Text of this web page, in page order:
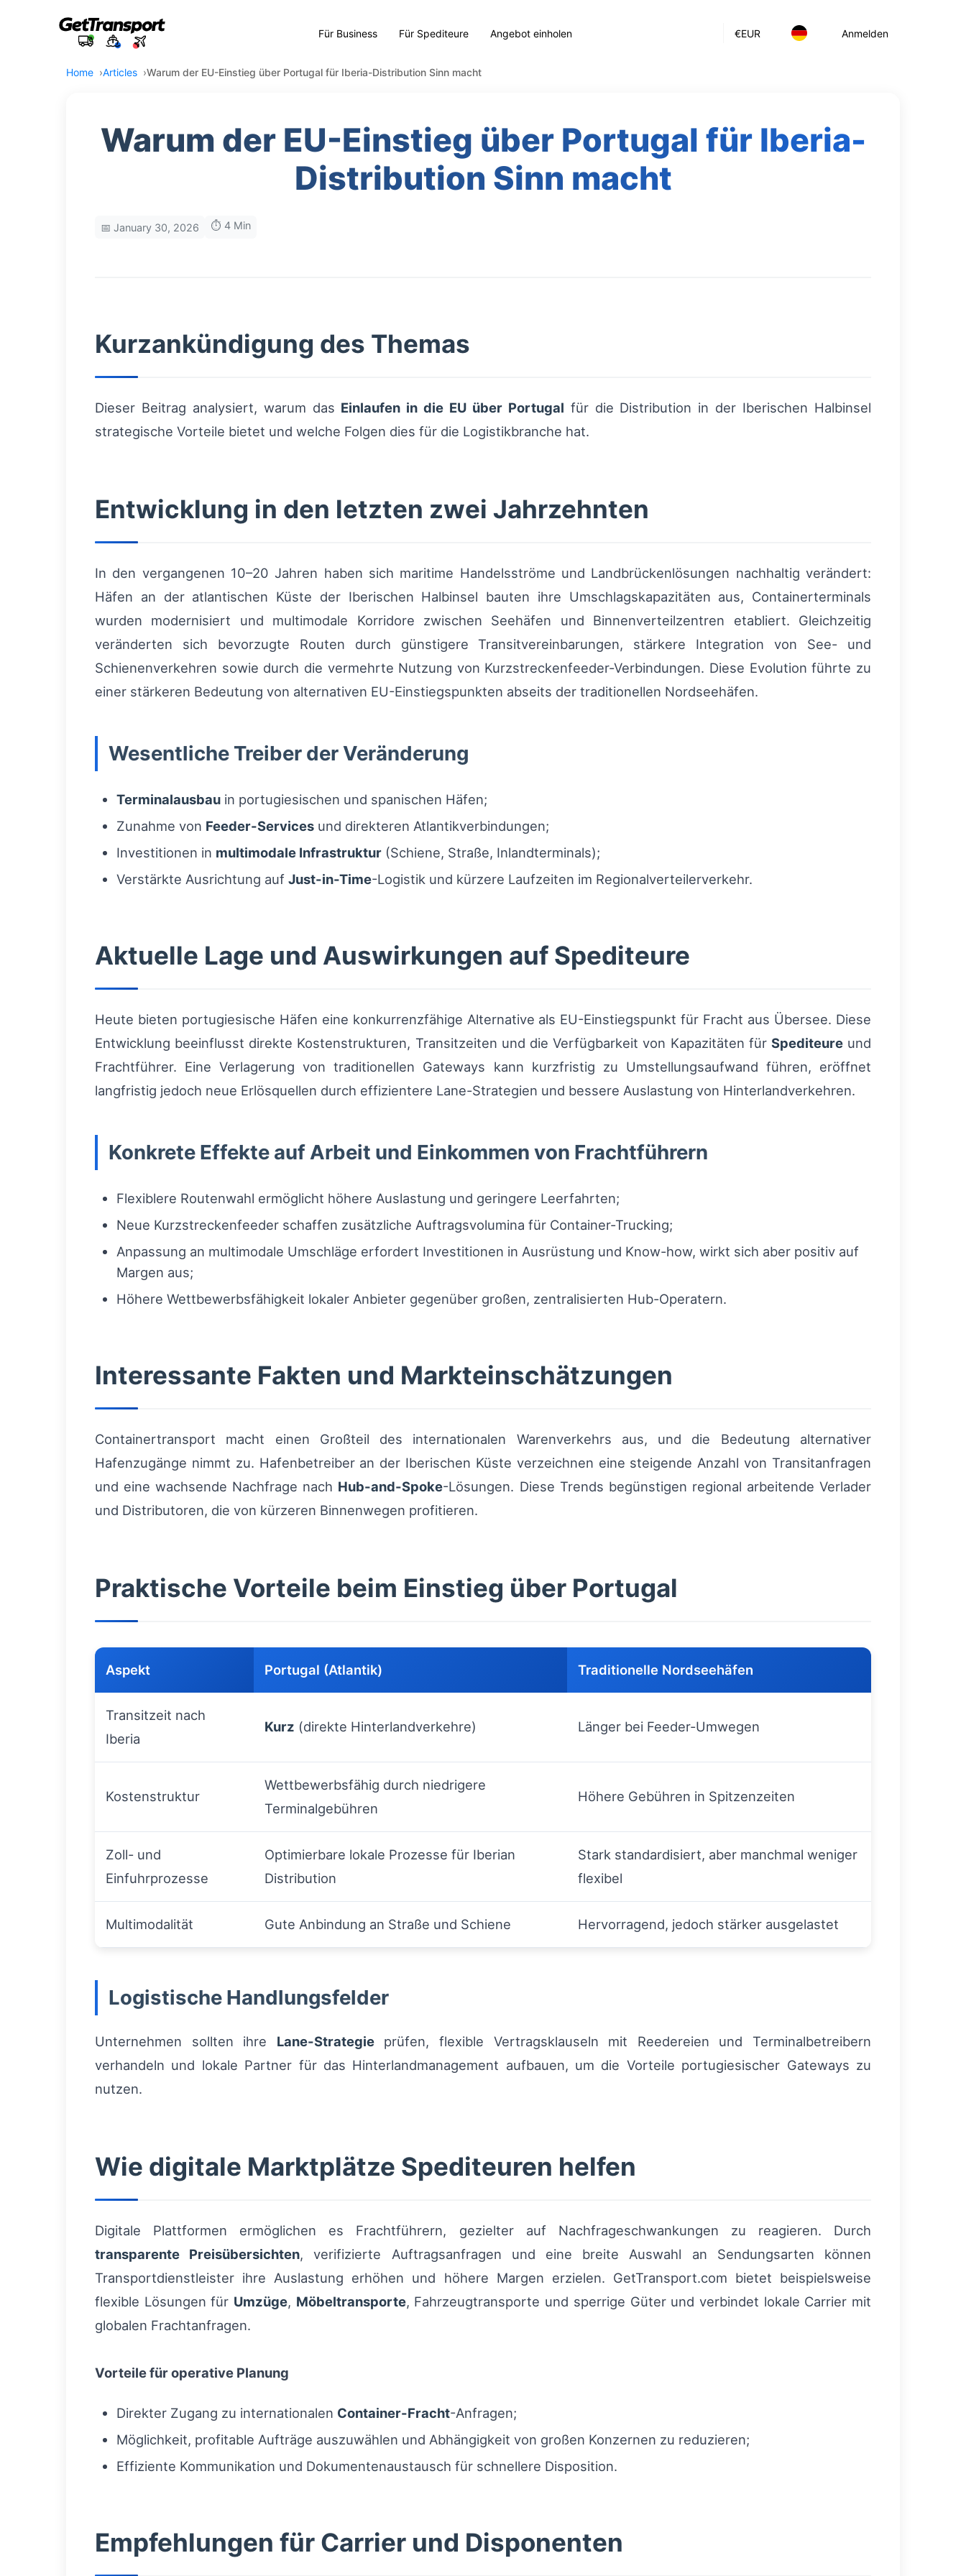
€EUR Anmelden
Für Business Für Spediteure Angebot einholen
Home Articles Warum der EU-Einstieg über Portugal für Iberia-Distribution Sinn macht
Warum der EU-Einstieg über Portugal für Iberia-
Distribution Sinn macht
📅 January 30, 2026 ⏱️ 4 Min
Kurzankündigung des Themas
Dieser Beitrag analysiert, warum das Einlaufen in die EU über Portugal für die Distribution in der Iberischen Halbinsel
strategische Vorteile bietet und welche Folgen dies für die Logistikbranche hat.
Entwicklung in den letzten zwei Jahrzehnten
In den vergangenen 10–20 Jahren haben sich maritime Handelsströme und Landbrückenlösungen nachhaltig verändert:
Häfen an der atlantischen Küste der Iberischen Halbinsel bauten ihre Umschlagskapazitäten aus, Containerterminals
wurden modernisiert und multimodale Korridore zwischen Seehäfen und Binnenverteilzentren etabliert. Gleichzeitig
veränderten sich bevorzugte Routen durch günstigere Transitvereinbarungen, stärkere Integration von See- und
Schienenverkehren sowie durch die vermehrte Nutzung von Kurzstreckenfeeder-Verbindungen. Diese Evolution führte zu
einer stärkeren Bedeutung von alternativen EU-Einstiegspunkten abseits der traditionellen Nordseehäfen.
Wesentliche Treiber der Veränderung
Terminalausbau in portugiesischen und spanischen Häfen;
Zunahme von Feeder-Services und direkteren Atlantikverbindungen;
Investitionen in multimodale Infrastruktur (Schiene, Straße, Inlandterminals);
Verstärkte Ausrichtung auf Just-in-Time-Logistik und kürzere Laufzeiten im Regionalverteilerverkehr.
Aktuelle Lage und Auswirkungen auf Spediteure
Heute bieten portugiesische Häfen eine konkurrenzfähige Alternative als EU-Einstiegspunkt für Fracht aus Übersee. Diese
Entwicklung beeinflusst direkte Kostenstrukturen, Transitzeiten und die Verfügbarkeit von Kapazitäten für Spediteureund
Frachtführer. Eine Verlagerung von traditionellen Gateways kann kurzfristig zu Umstellungsaufwand führen, eröffnet
langfristig jedoch neue Erlösquellen durch effizientere Lane-Strategien und bessere Auslastung von Hinterlandverkehren.
Konkrete Effekte auf Arbeit und Einkommen von Frachtführern
Flexiblere Routenwahl ermöglicht höhere Auslastung und geringere Leerfahrten;
Neue Kurzstreckenfeeder schaffen zusätzliche Auftragsvolumina für Container-Trucking;
Anpassung an multimodale Umschläge erfordert Investitionen in Ausrüstung und Know-how, wirkt sich aber positiv auf
Margen aus;
Höhere Wettbewerbsfähigkeit lokaler Anbieter gegenüber großen, zentralisierten Hub-Operatern.
Interessante Fakten und Markteinschätzungen
Containertransport macht einen Großteil des internationalen Warenverkehrs aus, und die Bedeutung alternativer
Hafenzugänge nimmt zu. Hafenbetreiber an der Iberischen Küste verzeichnen eine steigende Anzahl von Transitanfragen
und eine wachsende Nachfrage nach Hub-and-Spoke-Lösungen. Diese Trends begünstigen regional arbeitende Verlader
und Distributoren, die von kürzeren Binnenwegen profitieren.
Praktische Vorteile beim Einstieg über Portugal
Aspekt Portugal (Atlantik) Traditionelle Nordseehäfen
Transitzeit nach
Iberia
Kurz (direkte Hinterlandverkehre) Länger bei Feeder-Umwegen
Kostenstruktur
Wettbewerbsfähig durch niedrigere
Terminalgebühren
Höhere Gebühren in Spitzenzeiten
Zoll- und
Einfuhrprozesse
Optimierbare lokale Prozesse für Iberian
Distribution
Stark standardisiert, aber manchmal weniger
flexibel
Multimodalität Gute Anbindung an Straße und Schiene Hervorragend, jedoch stärker ausgelastet
Logistische Handlungsfelder
Unternehmen sollten ihre Lane-Strategieprüfen, flexible Vertragsklauseln mit Reedereien und Terminalbetreibern
verhandeln und lokale Partner für das Hinterlandmanagement aufbauen, um die Vorteile portugiesischer Gateways zu
nutzen.
Wie digitale Marktplätze Spediteuren helfen
Digitale Plattformen ermöglichen es Frachtführern, gezielter auf Nachfrageschwankungen zu reagieren. Durch
transparente Preisübersichten, verifizierte Auftragsanfragen und eine breite Auswahl an Sendungsarten können
Transportdienstleister ihre Auslastung erhöhen und höhere Margen erzielen. GetTransport.com bietet beispielsweise
flexible Lösungen für Umzüge, Möbeltransporte, Fahrzeugtransporte und sperrige Güter und verbindet lokale Carrier mit
globalen Frachtanfragen.
Vorteile für operative Planung
Direkter Zugang zu internationalen Container-Fracht-Anfragen;
Möglichkeit, profitable Aufträge auszuwählen und Abhängigkeit von großen Konzernen zu reduzieren;
Effiziente Kommunikation und Dokumentenaustausch für schnellere Disposition.
Empfehlungen für Carrier und Disponenten